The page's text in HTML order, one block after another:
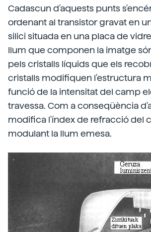
Cadascun d'aquests punts
ordenant al transistor gravat en
silici situada en una placa de
llum que componen la imatge
pels cristalls líquids que els
cristalls modifiquen l'estructura
funció de la intensitat del camp
travessa. Com a conseqüència
modifica l'índex de refracció del
modulant la llum emesa.